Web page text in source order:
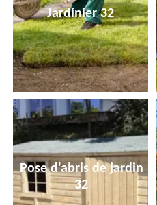
Jardinier 32
Pose d'abris de jardin
32